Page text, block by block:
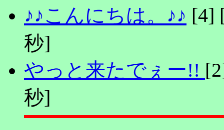
♪♪こんにちは。♪♪ [4]
秒]
やっと来たでぇー!!
秒]